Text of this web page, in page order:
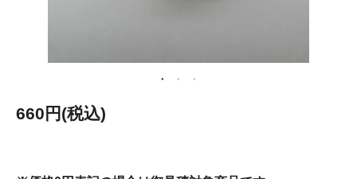
660円(税込)